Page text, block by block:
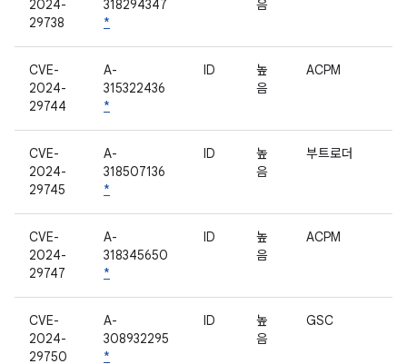
2024-
29738
318294347
*
음
CVE-
2024-
29744
A-
315322436
*
ID
높
음
ACPM
CVE-
2024-
29745
A-
318507136
*
ID
높
음
부트로더
CVE-
2024-
29747
A-
318345650
*
ID
높
음
ACPM
CVE-
2024-
29750
A-
308932295
*
ID
높
음
GSC